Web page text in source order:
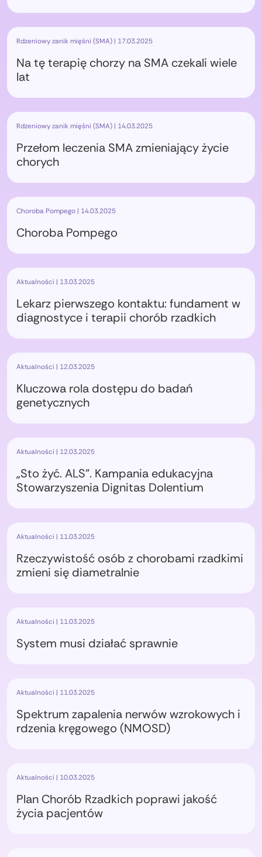
Rdzeniowy zanik mięśni (SMA) | 17.03.2025
Na tę terapię chorzy na SMA czekali wiele
lat
Rdzeniowy zanik mięśni (SMA) | 14.03.2025
Przełom leczenia SMA zmieniający życie
chorych
Choroba Pompego | 14.03.2025
Choroba Pompego
Aktualności | 13.03.2025
Lekarz pierwszego kontaktu: fundament w
diagnostyce i terapii chorób rzadkich
Aktualności | 12.03.2025
Kluczowa rola dostępu do badań
genetycznych
Aktualności | 12.03.2025
„Sto żyć. ALS”. Kampania edukacyjna
Stowarzyszenia Dignitas Dolentium
Aktualności | 11.03.2025
Rzeczywistość osób z chorobami rzadkimi
zmieni się diametralnie
Aktualności | 11.03.2025
System musi działać sprawnie
Aktualności | 11.03.2025
Spektrum zapalenia nerwów wzrokowych i
rdzenia kręgowego (NMOSD)
Aktualności | 10.03.2025
Plan Chorób Rzadkich poprawi jakość
życia pacjentów